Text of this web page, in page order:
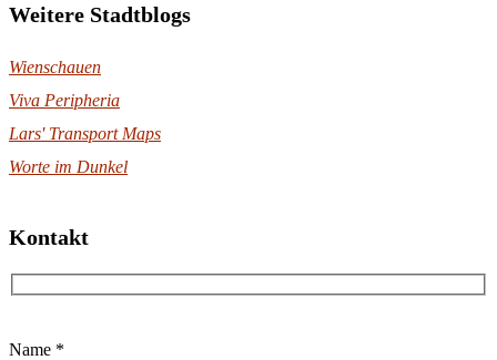
Weitere Stadtblogs
Wienschauen
Viva Peripheria
Lars' Transport Maps
Worte im Dunkel
Kontakt
Name *